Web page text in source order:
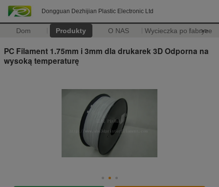
Dongguan Dezhijian Plastic Electronic Ltd
Dom Produkty O NAS Wycieczka po fabryce
>>
PC Filament 1.75mm i 3mm dla drukarek 3D Odporna na
wysoką temperaturę